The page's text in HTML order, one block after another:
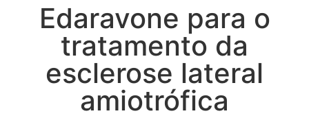
Edaravone para o
tratamento da
esclerose lateral
amiotrófica